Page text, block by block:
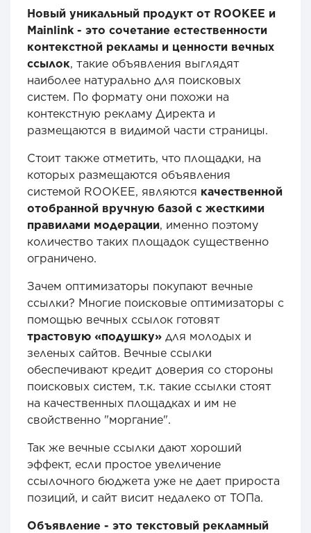
Новый уникальный продукт от ROOKEE и
Mainlink - это сочетание естественности
контекстной рекламы и ценности вечных
ссылок, такие объявления выглядят
наиболее натурально для поисковых
систем. По формату они похожи на
контекстную рекламу Директа и
размещаются в видимой части страницы.
Стоит также отметить, что площадки, на
которых размещаются объявления
системой ROOKEE, являются качественной
отобранной вручную базой с жесткими
правилами модерации, именно поэтому
количество таких площадок существенно
ограничено.
Зачем оптимизаторы покупают вечные
ссылки? Многие поисковые оптимизаторы с
помощью вечных ссылок готовят
трастовую «подушку» для молодых и
зеленых сайтов. Вечные ссылки
обеспечивают кредит доверия со стороны
поисковых систем, т.к. такие ссылки стоят
на качественных площадках и им не
свойственно "моргание".
Так же вечные ссылки дают хороший
эффект, если простое увеличение
ссылочного бюджета уже не дает прироста
позиций, и сайт висит недалеко от ТОПа.
Объявление - это текстовый рекламный